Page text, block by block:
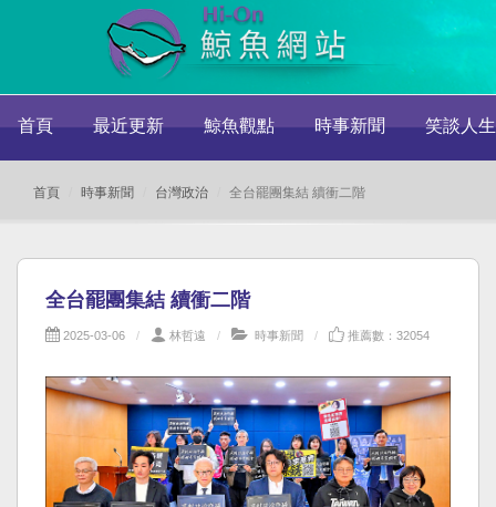
首頁 最近更新 鯨魚觀點 時事新聞 笑談人生
首頁 時事新聞 台灣政治 全台罷團集結 續衝二階
全台罷團集結 續衝二階
2025-03-06 林哲遠 時事新聞 推薦數：32054